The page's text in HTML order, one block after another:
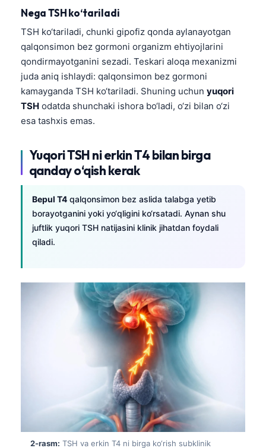
Nega TSH ko‘tariladi
TSH ko‘tariladi, chunki gipofiz qonda aylanayotgan
qalqonsimon bez gormoni organizm ehtiyojlarini
qondirmayotganini sezadi. Teskari aloqa mexanizmi
juda aniq ishlaydi: qalqonsimon bez gormoni
kamayganda TSH ko‘tariladi. Shuning uchun yuqori
TSH odatda shunchaki ishora bo‘ladi, o‘zi bilan o‘zi
esa tashxis emas.
Yuqori TSH ni erkin T4 bilan birga
qanday o‘qish kerak
Bepul T4 qalqonsimon bez aslida talabga yetib
borayotganini yoki yo‘qligini ko‘rsatadi. Aynan shu
juftlik yuqori TSH natijasini klinik jihatdan foydali
qiladi.
2-rasm: TSH va erkin T4 ni birga ko‘rish subklinik